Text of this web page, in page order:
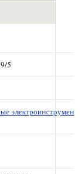
5